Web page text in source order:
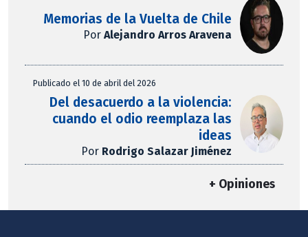
Memorias de la Vuelta de Chile
PorAlejandro Arros Aravena
Publicado el 10 de abril del 2026
Del desacuerdo a la violencia:
cuando el odio reemplaza las
ideas
Por Rodrigo Salazar Jiménez
+ Opiniones